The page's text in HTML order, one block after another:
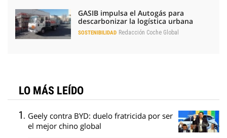
GASIB impulsa el Autogás para
descarbonizar la logística urbana
SOSTENIBILIDAD Redacción Coche Global
LO MÁS LEÍDO
Geely contra BYD: duelo fratricida por ser
el mejor chino global